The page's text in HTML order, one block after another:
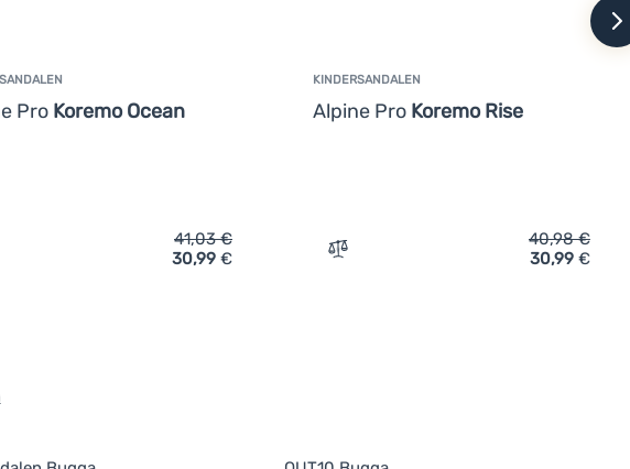
Pro Koremo Ocean
41,03€
30,99 €
KINDERSANDALEN
Alpine Pro Koremo Rise
Vergleichen
40,98€
30,99 €